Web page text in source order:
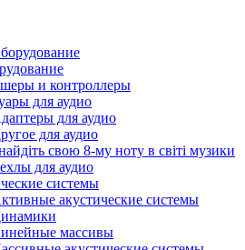
и контроллеры
для аудио
для аудио
для аудио
свою 8-му ноту в світі музики
для аудио
системы
акустические системы
массивы